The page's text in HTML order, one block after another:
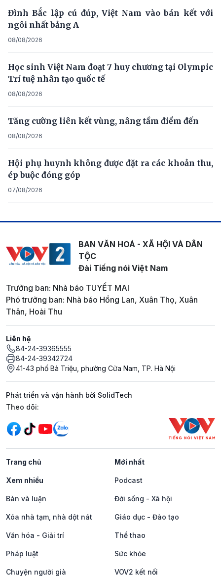
Đình Bắc lập cú đúp, Việt Nam vào bán kết với
ngôi nhất bảng A
08/08/2026
Học sinh Việt Nam đoạt 7 huy chương tại Olympic
Trí tuệ nhân tạo quốc tế
08/08/2026
Tăng cường liên kết vùng, nâng tầm điểm đến
08/08/2026
Hội phụ huynh không được đặt ra các khoản thu,
ép buộc đóng góp
07/08/2026
BAN VĂN HOÁ - XÃ HỘI VÀ DÂN
TỘC
Đài Tiếng nói Việt Nam
Trưởng ban: Nhà báo TUYẾT MAI
Phó trưởng ban: Nhà báo Hồng Lan, Xuân Thọ, Xuân
Thân, Hoài Thu
Liên hệ
84-24-39365555
84-24-39342724
41-43 phố Bà Triệu, phường Cửa Nam, TP. Hà Nội
Phát triển và vận hành bởi SolidTech
Mạng xã hội
Theo dõi:
Trang chủ Mới nhất
Xem nhiều Podcast
Bàn và luận Đời sống - Xã hội
Xóa nhà tạm, nhà dột nát Giáo dục - Đào tạo
Văn hóa - Giải trí Thể thao
Pháp luật Sức khỏe
Chuyện người già VOV2 kết nối